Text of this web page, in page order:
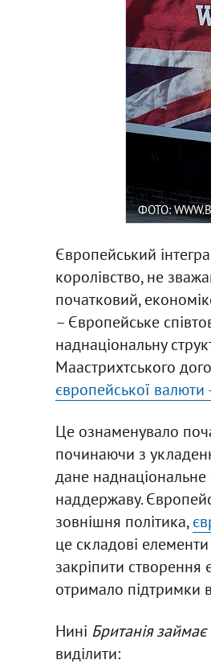
ФОТО:
Європейський
королівство, не
початковий,
– Європейське
наднаціональну
Маастрихтського
європейської валюти
Це ознаменувало
починаючи з
дане
наддержаву.
зовнішня політика,
це складові
закріпити створення
отримало підтримки
Нині Британія
виділити: